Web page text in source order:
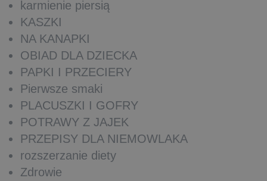
karmienie piersią
KASZKI
NA KANAPKI
OBIAD DLA DZIECKA
PAPKI I PRZECIERY
Pierwsze smaki
PLACUSZKI I GOFRY
POTRAWY Z JAJEK
PRZEPISY DLA NIEMOWLAKA
rozszerzanie diety
Zdrowie